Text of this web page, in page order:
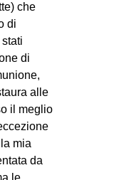
che
di
di
alle
il meglio
mia
da
le